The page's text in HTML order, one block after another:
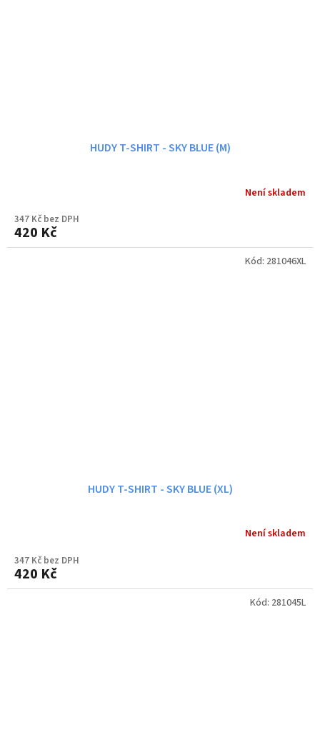
HUDY T-SHIRT - SKY BLUE (M)
Není skladem
347 Kč bez DPH
420 Kč
HUDY T-SHIRT - SKY BLUE (XL)
Není skladem
347 Kč bez DPH
420 Kč
Kód: 281046XL
Kód: 281045L